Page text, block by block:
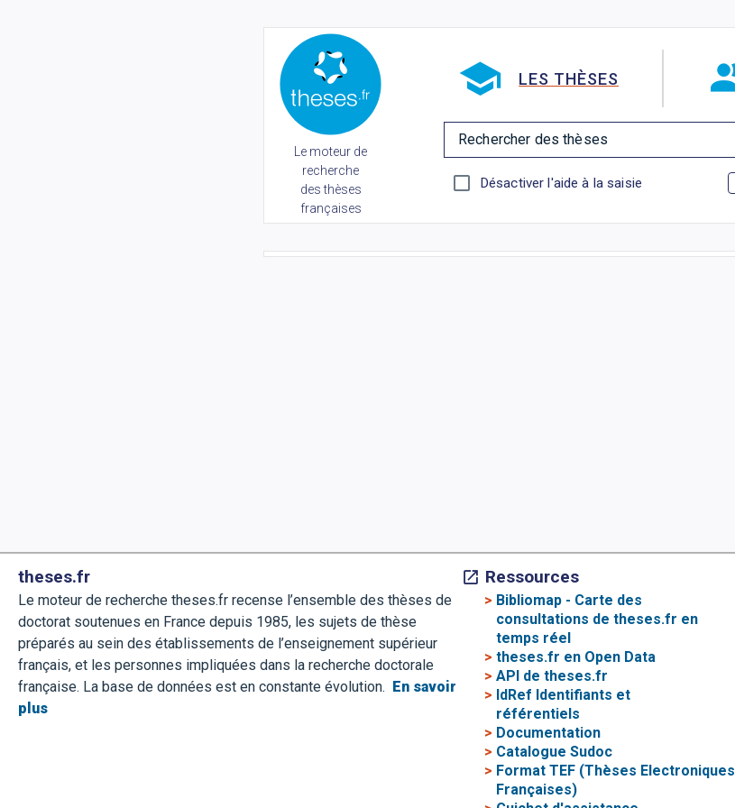
Le moteur de
recherche
des thèses
françaises
LES THÈSES
Rechercher des thèses
Désactiver l'aide à la saisie
theses.fr
Le moteur de recherche theses.fr recense l’ensemble des thèses de
doctorat soutenues en France depuis 1985, les sujets de thèse
préparés au sein des établissements de l’enseignement supérieur
français, et les personnes impliquées dans la recherche doctorale
française. La base de données est en constante évolution.
En savoir
plus
Ressources
> Bibliomap - Carte des
consultations de theses.fr en
temps réel
> theses.fr en Open Data
> API de theses.fr
> IdRef Identifiants et
référentiels
> Documentation
> Catalogue Sudoc
> Format TEF (Thèses Electroniques
Françaises)